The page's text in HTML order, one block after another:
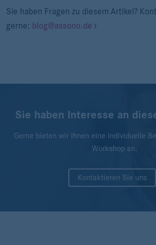
Sie haben Fragen zu diesem Artikel?
gerne: blog@assono.de
Sie haben Interesse an
Gerne bieten wir Ihnen eine individuelle
Workshop an.
Kontaktieren Sie uns